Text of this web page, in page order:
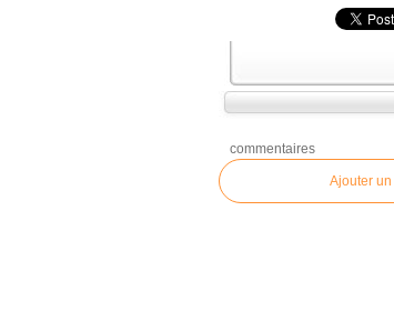
commentaires
Ajouter